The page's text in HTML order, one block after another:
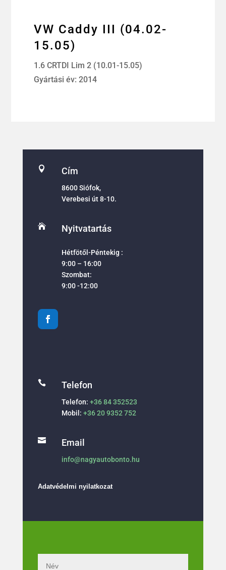
VW Caddy III (04.02-
15.05)
1.6 CRTDI Lim 2 (10.01-15.05)
Gyártási év: 2014
 Cím
8600 Siófok,
Verebesi út 8-10.
 Nyitvatartás
Hétfötől-Péntekig :
9:00 – 16:00
Szombat:
9:00 -12:00
 Telefon
Telefon: +36 84 352523
Mobil: +36 20 9352 752
 Email
info@nagyautobonto.hu
Adatvédelmi nyilatkozat